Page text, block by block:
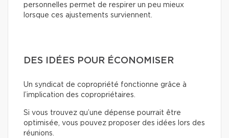
personnelles permet de respirer un peu mieux
lorsque ces ajustements surviennent.
DES IDÉES POUR ÉCONOMISER
Un syndicat de copropriété fonctionne grâce à
l’implication des copropriétaires.
Si vous trouvez qu’une dépense pourrait être
optimisée, vous pouvez proposer des idées lors des
réunions.